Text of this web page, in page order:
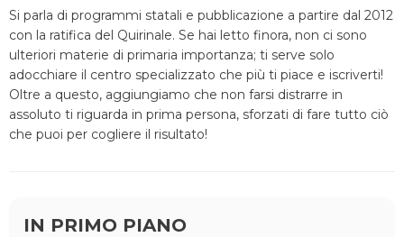
Si parla di programmi statali e pubblicazione a partire dal 2012
con la ratifica del Quirinale. Se hai letto finora, non ci sono
ulteriori materie di primaria importanza; ti serve solo
adocchiare il centro specializzato che più ti piace e iscriverti!
Oltre a questo, aggiungiamo che non farsi distrarre in
assoluto ti riguarda in prima persona, sforzati di fare tutto ciò
che puoi per cogliere il risultato!
IN PRIMO PIANO